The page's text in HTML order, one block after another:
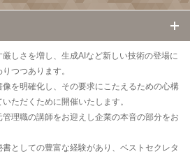
しさを増し、生成AIなど新しい技術の登場に
つつあります。
を明確化し、その要求にこたえるための心構
ただくために開催いたします。
管理職の講師をお迎えし企業の本音の部分をお
としての豊富な経験があり、ベストセクレタ